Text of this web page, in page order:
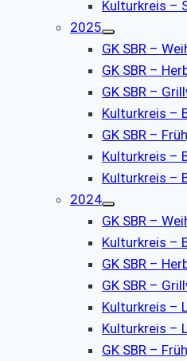
Kulturkreis –
2025
GK SBR –
GK SBR –
GK SBR –
Kulturkreis –
GK SBR –
Kulturkreis –
Kulturkreis –
2024
GK SBR –
Kulturkreis –
GK SBR –
GK SBR –
Kulturkreis –
Kulturkreis –
GK SBR –